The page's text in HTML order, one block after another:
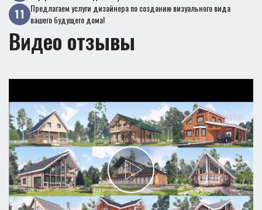
Предлагаем услуги дизайнера по созданию визуального вида
вашего будущего дома!
Видео отзывы